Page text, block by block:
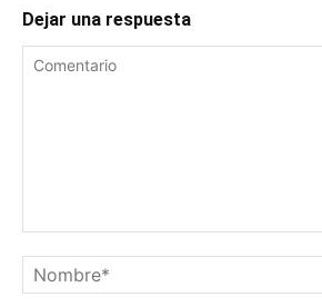
Dejar una respuesta